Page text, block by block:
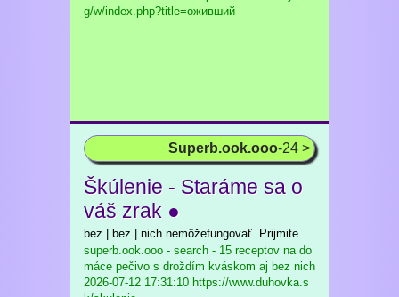
g/w/index.php?title=оживший
Superb.ook.ooo-24 >
Škúlenie - Staráme sa o
váš zrak ●
bez | bez | nich nemôžefungovať. Prijmite
superb.ook.ooo - search - 15 receptov na do
máce pečivo s droždím kváskom aj bez nich
2026-07-12 17:31:10 https://www.duhovka.s